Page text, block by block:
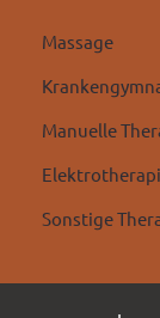
Massage
Manuelle
Sonstige